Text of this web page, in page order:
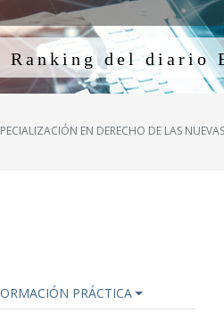
R anki n g d el di a rio
EN DERECHO DE LAS
PRÁCTICA